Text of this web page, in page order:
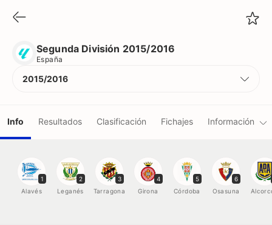
Segunda División 2015/2016
España
2015/2016
Info Resultados Clasificación Fichajes Información
Jugadores
1
Alavés
2
Leganés
3
Tarragona
4
Girona
5
Córdoba
6
Osasuna